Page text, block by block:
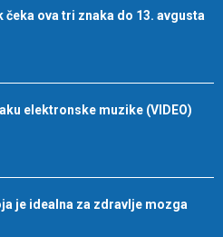
ova tri znaka do 13. avgusta
elektronske muzike (VIDEO)
je idealna za zdravlje mozga